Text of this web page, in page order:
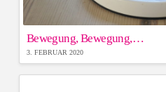
Bewegung, Bewegung,…
3. FEBRUAR 2020